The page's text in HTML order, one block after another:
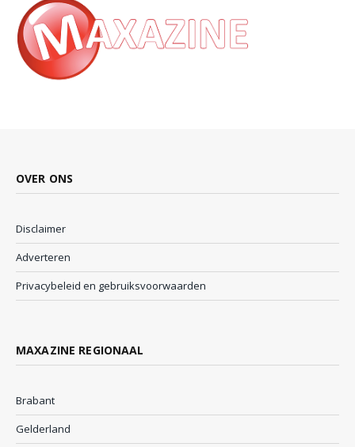
OVER ONS
Disclaimer
Adverteren
Privacybeleid en gebruiksvoorwaarden
MAXAZINE REGIONAAL
Brabant
Gelderland